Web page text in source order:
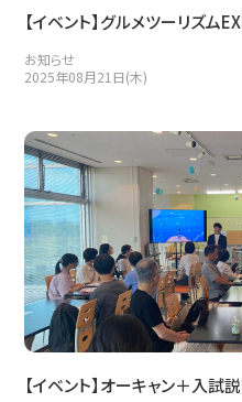
【イベント】グルメツーリズム
お知らせ
2025年08月21日(木)
【イベント】オーキャン＋入試